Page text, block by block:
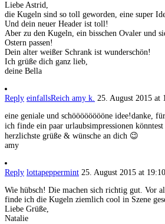
Liebe Astrid,
die Kugeln sind so toll geworden, eine super
Und dein neuer Header ist toll!
Aber zu den Kugeln, ein bisschen Ovaler und
Ostern passen!
Dein alter weißer Schrank ist wunderschön!
Ich grüße dich ganz lieb,
deine Bella
Reply einfallsReich amy k. 25. August 2015 at
eine geniale und schööööööööne idee!danke,
ich finde ein paar urlaubsimpressionen
herzlichste grüße & wünsche an dich 😉
amy
Reply lottapeppermint 25. August 2015 at 19:10
Wie hübsch! Die machen sich richtig gut. Vor
finde ich die Kugeln ziemlich cool in Szene
Liebe Grüße,
Natalie